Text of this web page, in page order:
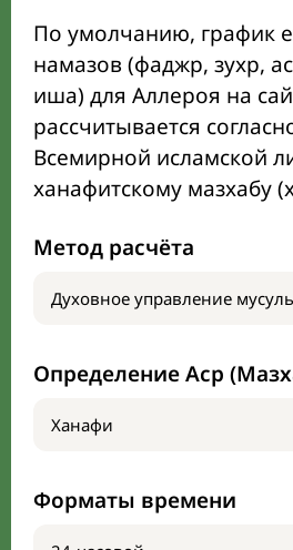
По умолчанию, график
намазов (фаджр, зухр,
иша) для Аллероя на
рассчитывается
Всемирной исламской
ханафитскому мазхабу
Метод расчёта
Определение Аср
Форматы времени